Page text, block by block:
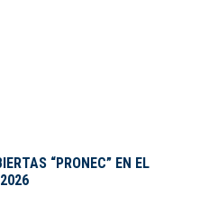
“PRONEC” EN EL